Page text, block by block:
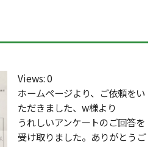
Views: 0
ホームページより、ご依頼をい
ただきました、w様より
うれしいアンケートのご回答を
受け取りました。ありがとうご